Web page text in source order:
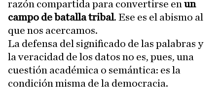
razón compartida para convertirse en un
campo de batalla tribal. Ese es el abismo al
que nos acercamos.
La defensa del significado de las palabras y
la veracidad de los datos no es, pues, una
cuestión académica o semántica: es la
condición misma de la democracia.